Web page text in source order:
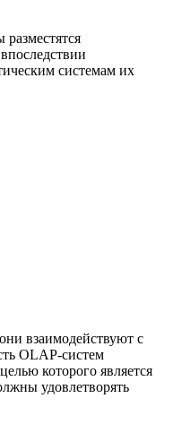
системам их
взаимодействуют с
OLAP-систем
которого является
удовлетворять